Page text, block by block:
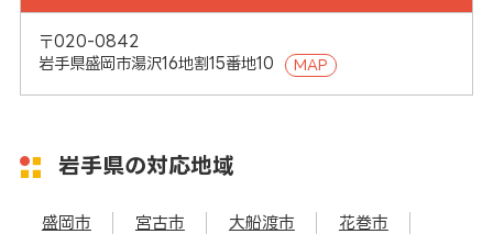
〒020-0842
岩手県盛岡市湯沢16地割15番地10
MAP
岩手県の対応地域
盛岡市 宮古市 大船渡市 花巻市